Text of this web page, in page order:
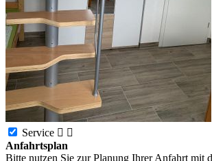
Service  
Anfahrtsplan
Bitte nutzen Sie zur Planung Ihrer Anfahrt mit